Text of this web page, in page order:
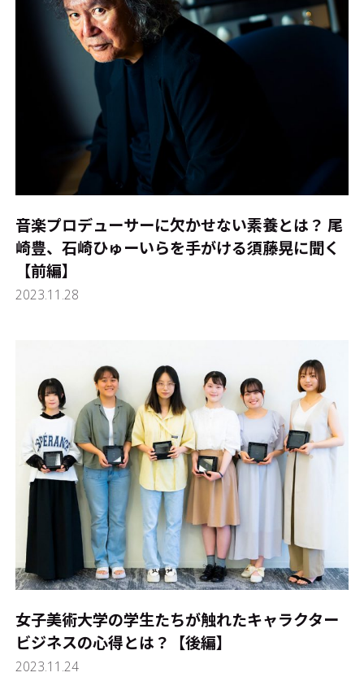
音楽プロデューサーに欠かせない素養とは？ 尾
崎豊、石崎ひゅーいらを手がける須藤晃に聞く
【前編】
2023.11.28
女子美術大学の学生たちが触れたキャラクター
ビジネスの心得とは？【後編】
2023.11.24